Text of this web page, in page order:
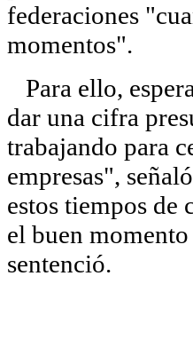
federaciones
momentos".
Para ello,
dar una cifra
trabajando para
empresas",
estos tiempos de
el buen
sentenció.